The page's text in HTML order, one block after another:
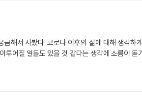
해서 사봤다. 코로나 이후의 삶에 대해 생각하
어질 일들도 있을 것 같다는 생각에 소름이 돋